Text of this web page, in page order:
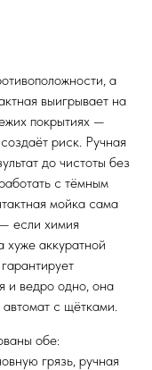
а
выигрывает на
покрытиях —
риск. Ручная
до чистоты без
с тёмным
мойка сама
если химия
хуже аккуратной
и ведро одно, она
с щётками.
обе:
грязь, ручная